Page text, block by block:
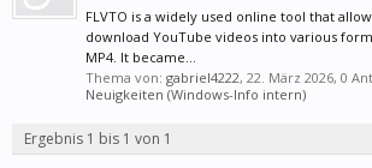
FLVTO is a widely used online tool that
download YouTube videos into various
MP4. It became...
Thema von: gabriel4222, 22. März 2026, 0
Neuigkeiten (Windows-Info intern)
Ergebnis 1 bis 1 von 1